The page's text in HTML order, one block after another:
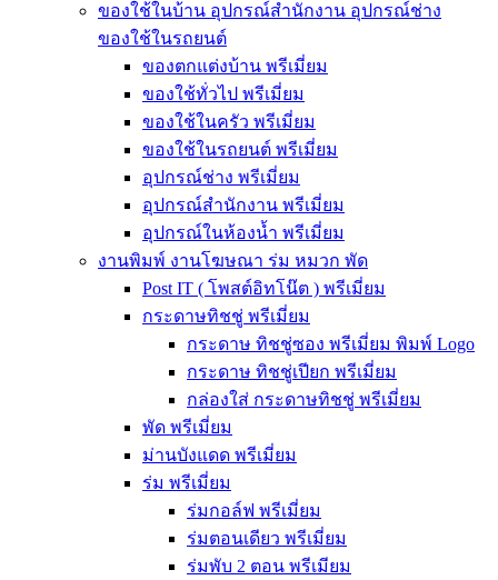
ของใช้ในบ้าน อุปกรณ์สำนักงาน อุปกรณ์ช่าง
ของใช้ในรถยนต์
ของตกแต่งบ้าน พรีเมี่ยม
ของใช้ทั่วไป พรีเมี่ยม
ของใช้ในครัว พรีเมี่ยม
ของใช้ในรถยนต์ พรีเมี่ยม
อุปกรณ์ช่าง พรีเมี่ยม
อุปกรณ์สำนักงาน พรีเมี่ยม
อุปกรณ์ในห้องน้ำ พรีเมี่ยม
งานพิมพ์ งานโฆษณา ร่ม หมวก พัด
Post IT ( โพสต์อิทโน๊ต ) พรีเมี่ยม
กระดาษทิชชู่ พรีเมี่ยม
กระดาษ ทิชชู่ซอง พรีเมี่ยม พิมพ์ Logo
กระดาษ ทิชชู่เปียก พรีเมี่ยม
กล่องใส่ กระดาษทิชชู่ พรีเมี่ยม
พัด พรีเมี่ยม
ม่านบังแดด พรีเมี่ยม
ร่ม พรีเมี่ยม
ร่มกอล์ฟ พรีเมี่ยม
ร่มตอนเดียว พรีเมี่ยม
ร่มพับ 2 ตอน พรีเมียม